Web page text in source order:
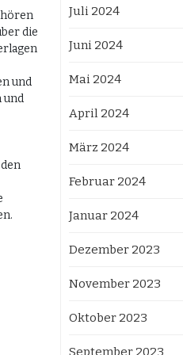
die
und
und
Juli 2024
Juni 2024
Mai 2024
April 2024
März 2024
Februar 2024
Januar 2024
Dezember 2023
November 2023
Oktober 2023
September 2023